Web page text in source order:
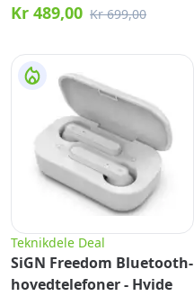
Farve: 1876 Hvit Te
Kr 489,00 Kr 699,00
Teknikdele Deal
SiGN Freedom Bluetooth-
hovedtelefoner - Hvide